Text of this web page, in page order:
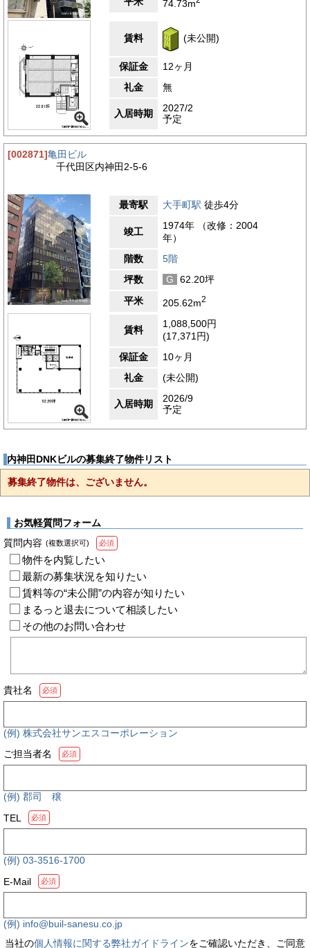
74.73m
賃料 (未公開)
保証金
12ヶ月
礼金
無
入居時期
2027/2
予定
[002871]亀田ビル
千代田区内神田2-5-6
最寄駅 大手町駅 徒歩4分
竣工
1974年 （改修：2004
年）
階数
5階
坪数
G
62.20坪
平米
205.62m2
賃料
1,088,500円
(17,371円)
保証金
10ヶ月
礼金
(未公開)
入居時期
2026/9
予定
内神田DNKビルの募集終了物件リスト
募集終了物件は、ございません。
お気軽質問フォーム
質問内容 (複数選択可) 必須
物件を内覧したい
最新の募集状況を知りたい
賃料等の“未公開”の内容が知りたい
まるっと退去について相談したい
その他のお問い合わせ
貴社名 必須
(例) 株式会社サンエスコーポレーション
ご担当者名
必須
(例) 郡司 穣
TEL
必須
(例) 03-3516-1700
E-Mail
必須
(例) info@buil-sanesu.co.jp
当社の個人情報に関する弊社ガイドラインをご確認いただき、ご同意